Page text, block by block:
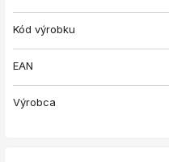
Kód výrobku
EAN
Výrobca